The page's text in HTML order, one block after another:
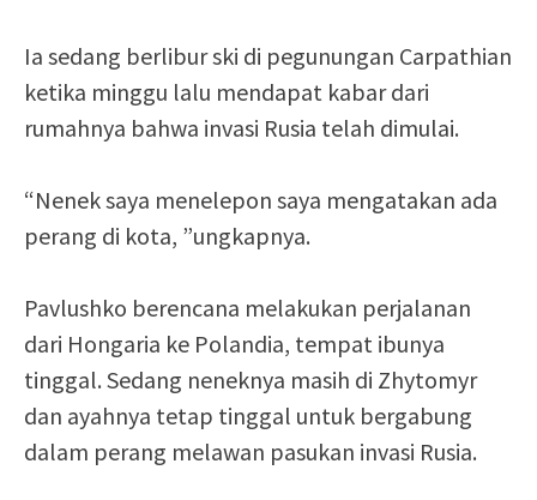
Ia sedang berlibur ski di pegunungan Carpathian
ketika minggu lalu mendapat kabar dari
rumahnya bahwa invasi Rusia telah dimulai.
“Nenek saya menelepon saya mengatakan ada
perang di kota, ”ungkapnya.
Pavlushko berencana melakukan perjalanan
dari Hongaria ke Polandia, tempat ibunya
tinggal. Sedang neneknya masih di Zhytomyr
dan ayahnya tetap tinggal untuk bergabung
dalam perang melawan pasukan invasi Rusia.